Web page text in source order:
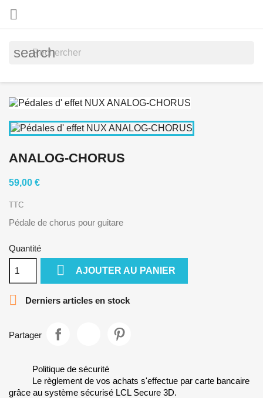

search
ANALOG-CHORUS
59,00 €
TTC
Pédale de chorus pour guitare
Quantité
 AJOUTER AU PANIER
 Derniers articles en stock
Partager
Politique de sécurité
Le règlement de vos achats s'effectue par carte bancaire
grâce au système sécurisé LCL Secure 3D.